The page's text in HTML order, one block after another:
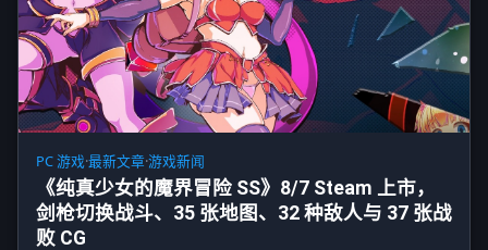
PC 游戏·最新文章·游戏新闻
《纯真少女的魔界冒险 SS》8/7 Steam 上市，
剑枪切换战斗、35 张地图、32 种敌人与 37 张战
败 CG